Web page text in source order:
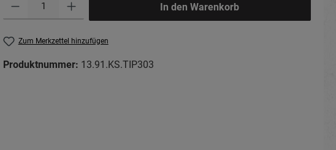
In den Warenkorb
Zum Merkzettel hinzufügen
Produktnummer: 13.91.KS.TIP303